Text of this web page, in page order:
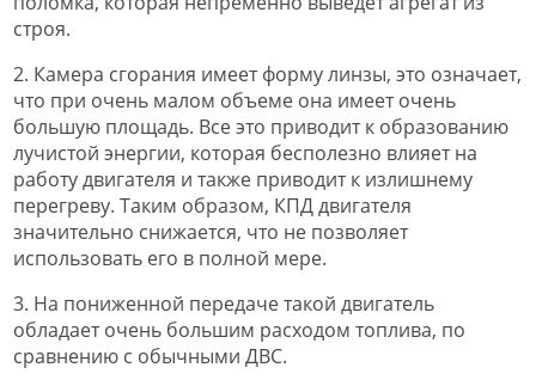
строя.
2. Камера сгорания имеет форму линзы, это означает,
что при очень малом объеме она имеет очень
большую площадь. Все это приводит к образованию
лучистой энергии, которая бесполезно влияет на
работу двигателя и также приводит к излишнему
перегреву. Таким образом, КПД двигателя
значительно снижается, что не позволяет
использовать его в полной мере.
3. На пониженной передаче такой двигатель
обладает очень большим расходом топлива, по
сравнению с обычными ДВС.